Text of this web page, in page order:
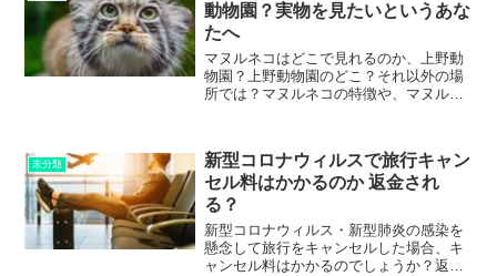
動物園？実物を見たいというあな
たへ
マヌルネコはどこで見れるのか、上野動
物園？上野動物園のどこ？それ以外の場
所では？マヌルネコの特徴や、マヌルネ
した。
未分類
新型コロナウィルスで旅行キャン
セル料はかかるのか 返金され
る？
新型コロナウィルス・新型肺炎の感染を
懸念して旅行をキャンセルした場合、キ
ャンセル料はかかるのでしょうか？返金